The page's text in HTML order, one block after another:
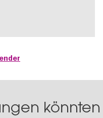
könnten